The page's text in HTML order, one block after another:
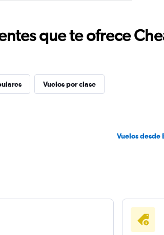
que te ofrece
Vuelos por clase
Vuelos desde